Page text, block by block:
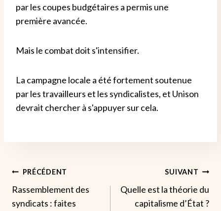
par les coupes budgétaires a permis une
première avancée.
Mais le combat doit s'intensifier.
La campagne locale a été fortement soutenue
par les travailleurs et les syndicalistes, et Unison
devrait chercher à s'appuyer sur cela.
Navigation
De
PRÉCÉDENT
Rassemblement des
syndicats : faites
SUIVANT
Quelle est la théorie du
capitalisme d’État ?